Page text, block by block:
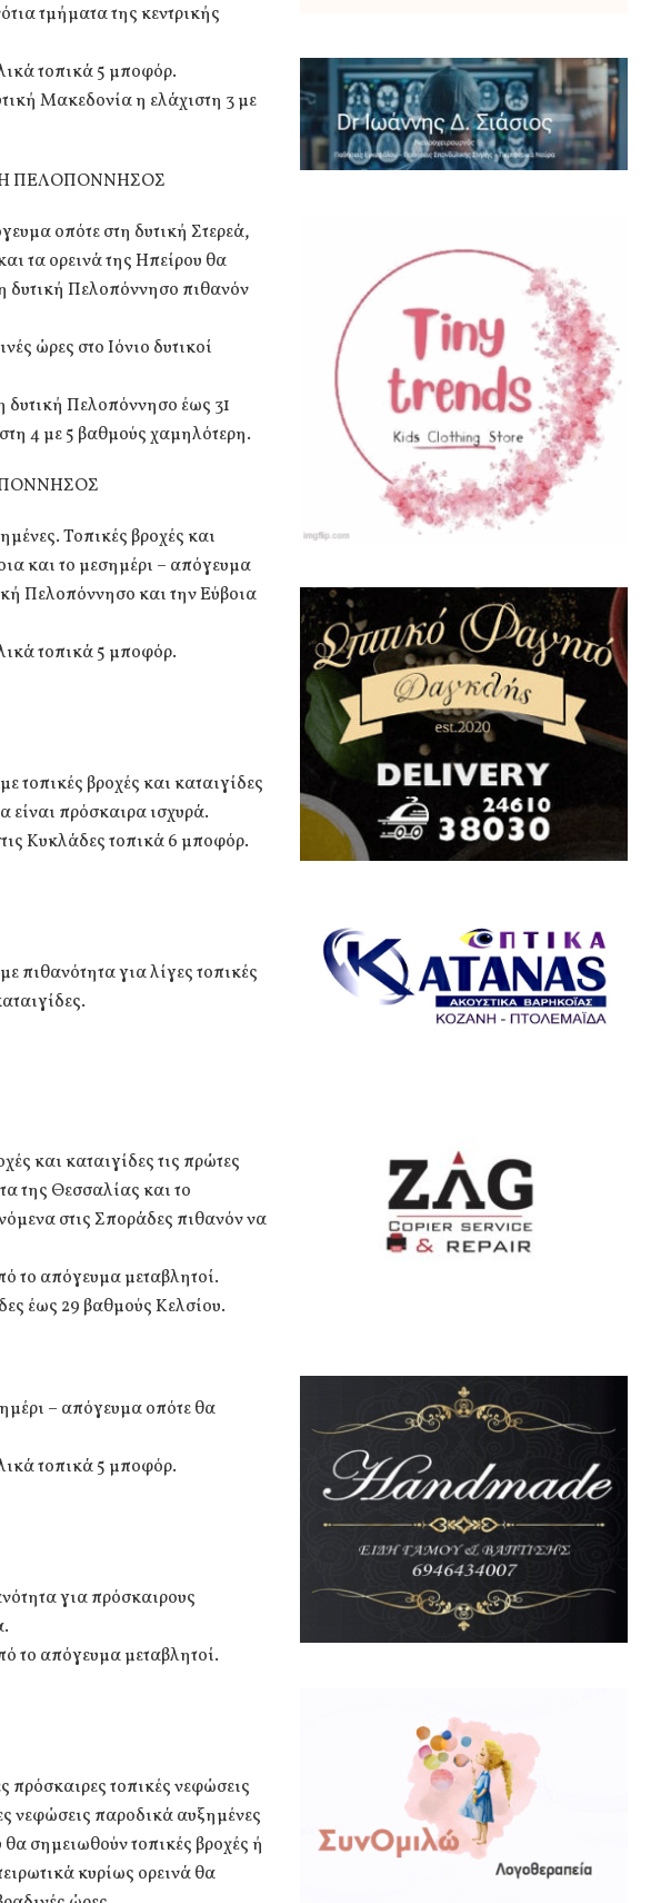
τμήματα της κεντρικής
τοπικά 5 μποφόρ.
Μακεδονία η ελάχιστη 3 με
ΠΕΛΟΠΟΝΝΗΣΟΣ
οπότε στη δυτική Στερεά,
τα ορεινά της Ηπείρου θα
δυτική Πελοπόννησο πιθανόν
ώρες στο Ιόνιο δυτικοί
δυτική Πελοπόννησο έως 31
4 με 5 βαθμούς χαμηλότερη.
Τοπικές βροχές και
και το μεσημέρι – απόγευμα
Πελοπόννησο και την Εύβοια
τοπικά 5 μποφόρ.
τοπικές βροχές και καταιγίδες
πρόσκαιρα ισχυρά.
Κυκλάδες τοπικά 6 μποφόρ.
πιθανότητα για λίγες τοπικές
και καταιγίδες τις πρώτες
της Θεσσαλίας και το
στις Σποράδες πιθανόν να
το απόγευμα μεταβλητοί.
έως 29 βαθμούς Κελσίου.
– απόγευμα οπότε θα
τοπικά 5 μποφόρ.
για πρόσκαιρους
το απόγευμα μεταβλητοί.
πρόσκαιρες τοπικές νεφώσεις
νεφώσεις παροδικά αυξημένες
σημειωθούν τοπικές βροχές ή
κυρίως ορεινά θα